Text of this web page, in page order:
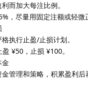
而加大每注比例。
，尽量用固定注额或轻微
执行止盈/止损计划。
¥50，止损 ¥100。
管理和策略，积累盈利后